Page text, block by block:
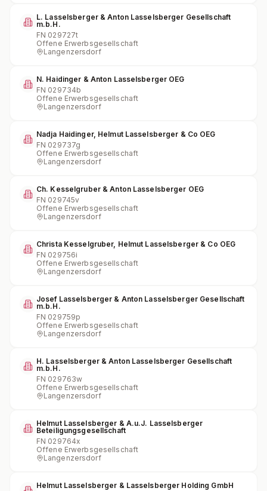
L. Lasselsberger & Anton Lasselsberger Gesellschaft
m.b.H.
FN 029727t
Offene Erwerbsgesellschaft
Langenzersdorf
N. Haidinger & Anton Lasselsberger OEG
FN 029734b
Offene Erwerbsgesellschaft
Langenzersdorf
Nadja Haidinger, Helmut Lasselsberger & Co OEG
FN 029737g
Offene Erwerbsgesellschaft
Langenzersdorf
Ch. Kesselgruber & Anton Lasselsberger OEG
FN 029745v
Offene Erwerbsgesellschaft
Langenzersdorf
Christa Kesselgruber, Helmut Lasselsberger & Co OEG
FN 029756i
Offene Erwerbsgesellschaft
Langenzersdorf
Josef Lasselsberger & Anton Lasselsberger Gesellschaft
m.b.H.
FN 029759p
Offene Erwerbsgesellschaft
Langenzersdorf
H. Lasselsberger & Anton Lasselsberger Gesellschaft
m.b.H.
FN 029763w
Offene Erwerbsgesellschaft
Langenzersdorf
Helmut Lasselsberger & A.u.J. Lasselsberger
Beteiligungsgesellschaft
FN 029764x
Offene Erwerbsgesellschaft
Langenzersdorf
Helmut Lasselsberger & Lasselsberger Holding GmbH